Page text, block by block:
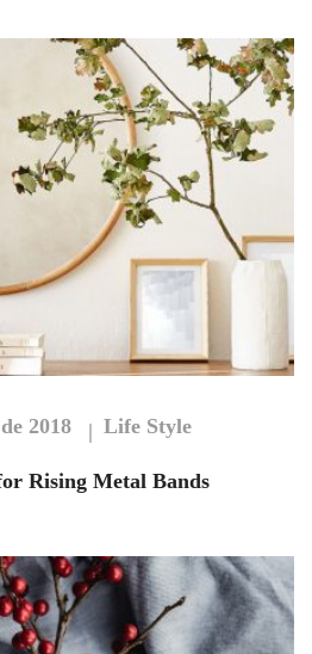
2018 Life Style
Rising Metal Bands